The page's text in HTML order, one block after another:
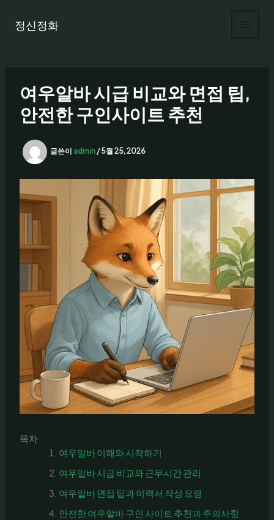
정신정화
여우알바 시급 비교와 면접 팁,
안전한 구인사이트 추천
글쓴이 admin/5월 25, 2026
목차
여우알바 이해와 시작하기
여우알바 시급 비교와 근무시간 관리
여우알바 면접 팁과 이력서 작성 요령
안전한 여우알바 구인 사이트 추천과 주의사항